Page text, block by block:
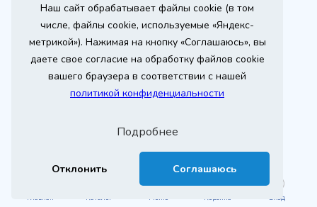
Наш сайт обрабатывает файлы cookie (в том
числе, файлы cookie, используемые «Яндекс-
метрикой»). Нажимая на кнопку «Соглашаюсь», вы
даете свое согласие на обработку файлов cookie
вашего браузера в соответствии с нашей
политикой конфиденциальности
Подробнее
Отклонить Соглашаюсь
Вся информация на сайте о товарах носит
справочный характер и не является публичной
офертой в соответствии с пунктом 2 статьи 437 ГК РФ.
Для получения подробной информации о наличии и
стоимости указанных товаров и (или) услуг,
пожалуйста, обращайтесь к менеджеру сайта по
телефону
При использовании материалов сайта ссылка
Продвижение сайта
Главная Каталог Меню Корзина Вход
Оставь заявку